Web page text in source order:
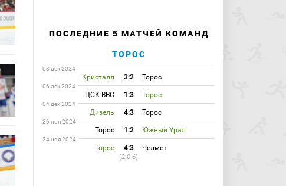
ПОСЛЕДНИЕ 5 МАТЧЕЙ КОМАНД
ТОРОС
08 дек 2024
Кристалл 3:2 Торос
06 дек 2024
ЦСК ВВС 1:3 Торос
04 дек 2024
Дизель 4:3 Торос
26 ноя 2024
Торос 1:2 Южный Урал
24 ноя 2024
Торос 4:3 Челмет
(2:0 б)